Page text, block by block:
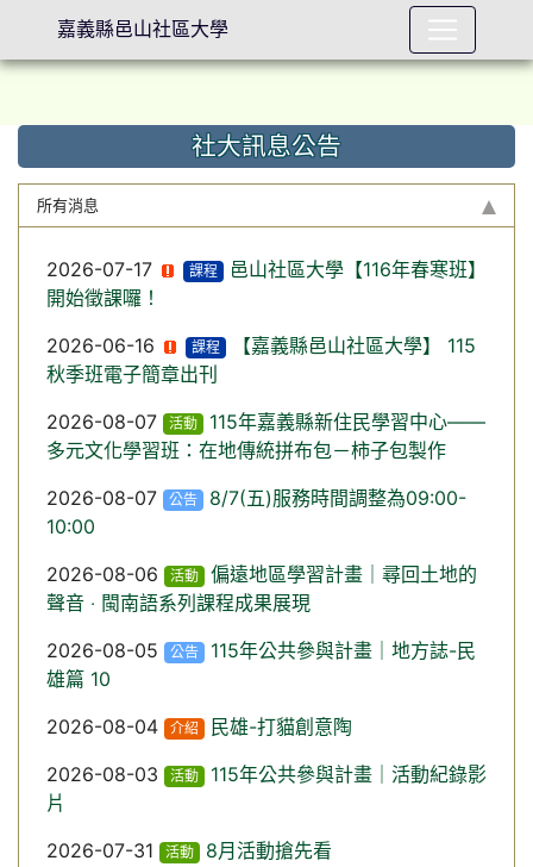
⏸
社大訊息公告
所有消息
2026-07-17 課程
邑山社區大學【116年春寒班】
開始徵課囉！
2026-06-16
課程
【嘉義縣邑山社區大學】 115
秋季班電子簡章出刊
2026-08-07
活動
115年嘉義縣新住民學習中心——
多元文化學習班：在地傳統拼布包－柿子包製作
2026-08-07
公告
8/7(五)服務時間調整為09:00-
10:00
2026-08-06
活動
偏遠地區學習計畫｜尋回土地的
聲音 ‧ 閩南語系列課程成果展現
2026-08-05
公告
115年公共參與計畫｜地方誌-民
雄篇 10
2026-08-04
介紹
民雄-打貓創意陶
2026-08-03
活動
115年公共參與計畫｜活動紀錄影
片
2026-07-31
活動
8月活動搶先看
嘉義縣邑山社區大學